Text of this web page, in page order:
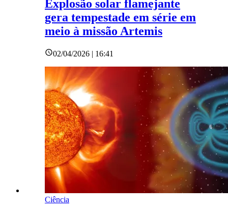
Explosão solar flamejante
gera tempestade em série em
meio à missão Artemis
02/04/2026 | 16:41
Ciência